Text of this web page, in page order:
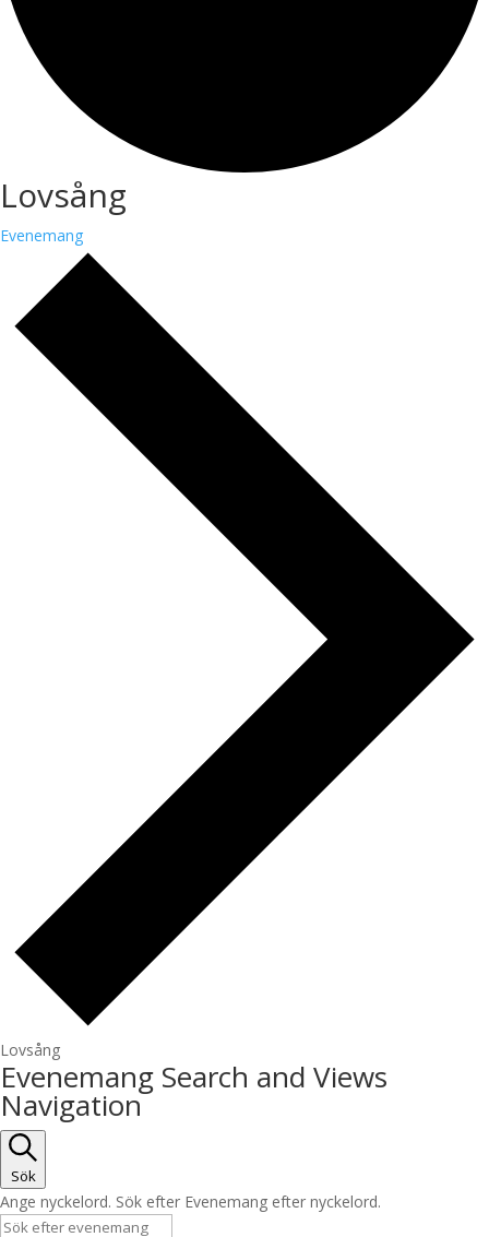
Lovsång
Evenemang
Lovsång
Evenemang
Evenemang Search and Views
Navigation
Sök
Ange nyckelord. Sök efter Evenemang efter nyckelord.